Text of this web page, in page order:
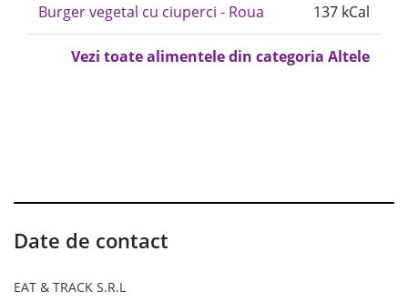
Burger vegetal cu ciuperci - Roua 137 kCal
Vezi toate alimentele din categoria Altele
Date de contact
EAT & TRACK S.R.L